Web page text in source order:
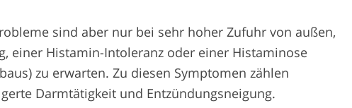
sind aber nur bei sehr hoher Zufuhr von außen,
einer Histamin-Intoleranz oder einer Histaminose
zu erwarten. Zu diesen Symptomen zählen
Darmtätigkeit und Entzündungsneigung.